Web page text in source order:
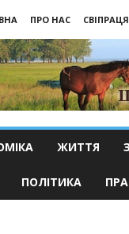
ПРО НАС СВІПРАЦЯ
ЖИТТЯ
ПОЛІТИКА